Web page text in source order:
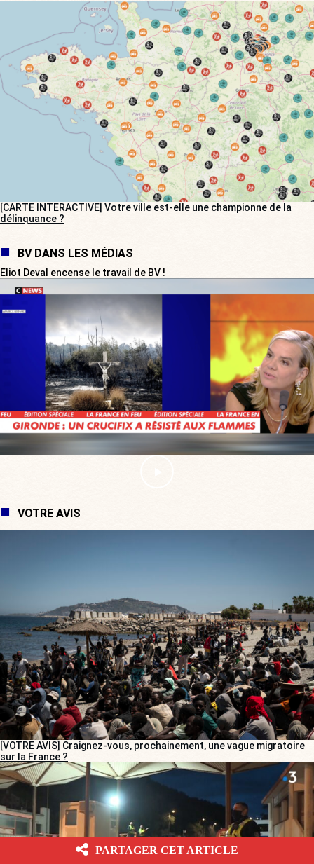
[CARTE INTERACTIVE] Votre ville est-elle une championne de la
délinquance ?
BV DANS LES MÉDIAS
Eliot Deval encense le travail de BV !
VOTRE AVIS
[VOTRE AVIS] Craignez-vous, prochainement, une vague migratoire
sur la France ?
PARTAGER CET ARTICLE